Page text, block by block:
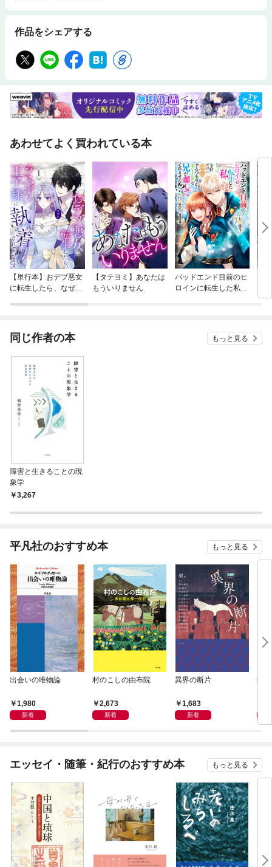
作品をシェアする
あわせてよく買われている本
【単行本】おデブ悪女
に転生したら、なぜか
【タテヨミ】あなたは
もういりません
バッドエンド目前のヒ
ロインに転生した私、
同じ作者の本 もっと見る
障害と生きることの現
象学
3,267
平凡社のおすすめ本 もっと見る
出会いの唯物論
1,980
新着
村のこしの由布院
2,673
新着
異界の断片
1,683
新着
地
エッセイ・随筆・紀行のおすすめ本 もっと見る